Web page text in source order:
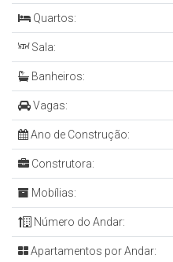
Quartos:
Sala:
Banheiros:
Vagas:
Ano de Construção:
Construtora:
Mobílias:
Número do Andar:
Apartamentos por Andar: